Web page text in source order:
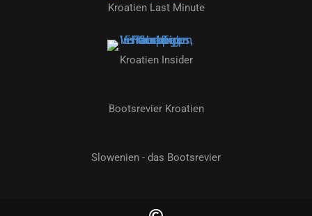
Kroatien Last Minute
Kroatien Insider
Bootsrevier Kroatien
Slowenien - das Bootsrevier